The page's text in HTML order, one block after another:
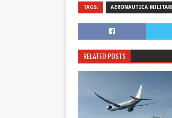
TAGS: AERONAUTICA
RELATED POSTS